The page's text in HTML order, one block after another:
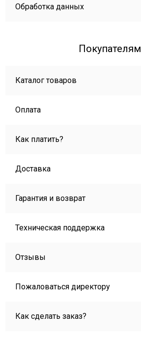
Обработка данных
Покупателям
Каталог товаров
Оплата
Как платить?
Доставка
Гарантия и возврат
Техническая поддержка
Отзывы
Пожаловаться директору
Как сделать заказ?